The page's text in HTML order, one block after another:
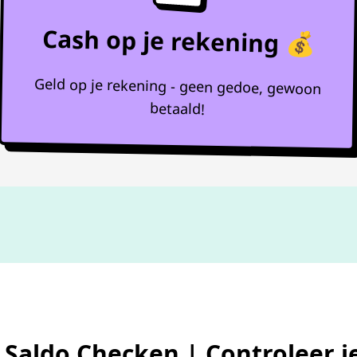
Cash op je rekening 💰
Geld op je rekening - geen gedoe, gewoon
betaald!